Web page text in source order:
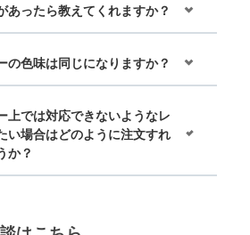
あったら教えてくれますか？
の色味は同じになりますか？
上では対応できないようなレ
い場合はどのように注文すれ
か？